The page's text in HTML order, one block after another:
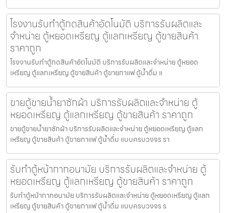
โรงงานรับทำตู้กดสินค้า​อัตโนมัติ บริการรับผลิตและ
จำหน่าย ตู้หยอดเหรียญ ตู้แลกเหรียญ ตู้ขายสินค้า
ราคาถูก
โรงงานรับทำตู้กดสินค้า​อัตโนมัติ บริการรับผลิตและจำหน่าย ตู้หยอด
เหรียญ ตู้แลกเหรียญ ตู้ขายสินค้า ตู้ขายกาแฟ ตู้น้ำดื่ม แ
ขายตู้ขายน้ำยาซักผ้า บริการรับผลิตและจำหน่าย ตู้
หยอดเหรียญ ตู้แลกเหรียญ ตู้ขายสินค้า ราคาถูก
ขายตู้ขายน้ำยาซักผ้า บริการรับผลิตและจำหน่าย ตู้หยอดเหรียญ ตู้แลก
เหรียญ ตู้ขายสินค้า ตู้ขายกาแฟ ตู้น้ำดื่ม แบบครบวงจร รา
รับทำตู้หน้ากากอนามัย บริการรับผลิตและจำหน่าย ตู้
หยอดเหรียญ ตู้แลกเหรียญ ตู้ขายสินค้า ราคาถูก
รับทำตู้หน้ากากอนามัย บริการรับผลิตและจำหน่าย ตู้หยอดเหรียญ ตู้แลก
เหรียญ ตู้ขายสินค้า ตู้ขายกาแฟ ตู้น้ำดื่ม แบบครบวงจร ร